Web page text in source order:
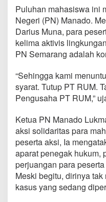
Puluhan mahasiswa ini
Negeri (PN) Manado.
Darius Muna, para
kelima aktivis
PN Semarang adalah
“Sehingga kami
syarat. Tutup PT RUM.
Pengusaha PT RUM,”
Ketua PN Manado
aksi solidaritas para
peserta aksi, Ia
aparat penegak hukum,
perjuangan para
Meski begitu, dirinya
kasus yang sedang